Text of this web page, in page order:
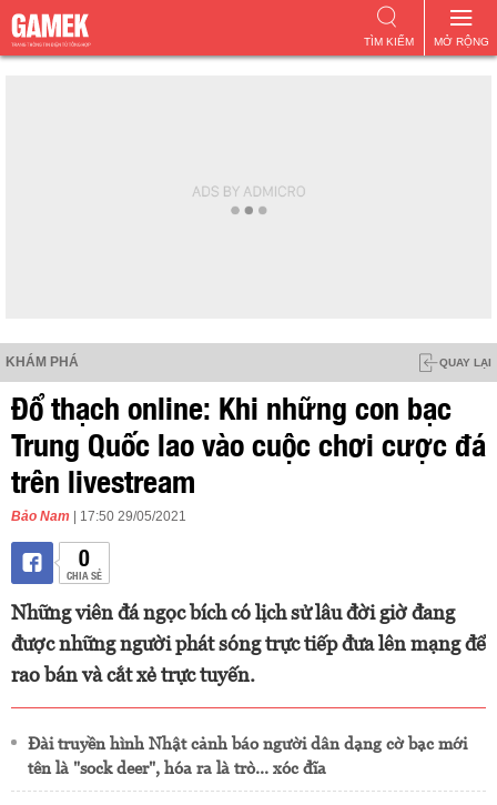
MỞ RỘNG
TÌM KIẾM
KHÁM PHÁ QUAY LẠI
Đổ thạch online: Khi những con bạc
Trung Quốc lao vào cuộc chơi cược đá
trên livestream
Bảo Nam | 17:50 29/05/2021
0
CHIA SẺ
Những viên đá ngọc bích có lịch sử lâu đời giờ đang
được những người phát sóng trực tiếp đưa lên mạng để
rao bán và cắt xẻ trực tuyến.
Đài truyền hình Nhật cảnh báo người dân dạng cờ bạc mới
tên là "sock deer", hóa ra là trò... xóc đĩa